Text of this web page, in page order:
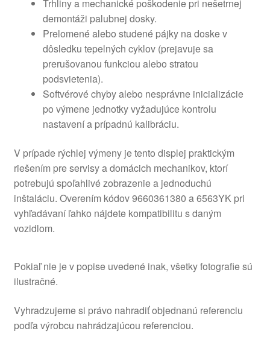
Trhliny a mechanické poškodenie pri nešetrnej
demontáži palubnej dosky.
Prelomené alebo studené pájky na doske v
dôsledku tepelných cyklov (prejavuje sa
prerušovanou funkciou alebo stratou
podsvietenia).
Softvérové chyby alebo nesprávne inicializácie
po výmene jednotky vyžadujúce kontrolu
nastavení a prípadnú kalibráciu.
V prípade rýchlej výmeny je tento displej praktickým
riešením pre servisy a domácich mechanikov, ktorí
potrebujú spoľahlivé zobrazenie a jednoduchú
inštaláciu. Overením kódov 9660361380 a 6563YK pri
vyhľadávaní ľahko nájdete kompatibilitu s daným
vozidlom.
Pokiaľ nie je v popise uvedené inak, všetky fotografie sú
ilustračné.
Vyhradzujeme si právo nahradiť objednanú referenciu
podľa výrobcu nahrádzajúcou referenciou.